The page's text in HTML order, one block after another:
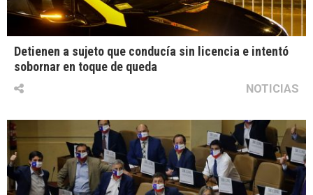
Detienen a sujeto que conducía sin licencia e intentó
sobornar en toque de queda
NOTICIAS